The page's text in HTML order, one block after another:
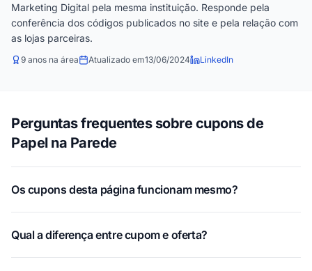
Marketing Digital pela mesma instituição. Responde pela
conferência dos códigos publicados no site e pela relação com
as lojas parceiras.
9 anos na área Atualizado em13/06/2024 LinkedIn
Perguntas frequentes sobre cupons de
Papel na Parede
Os cupons desta página funcionam mesmo?
Qual a diferença entre cupom e oferta?